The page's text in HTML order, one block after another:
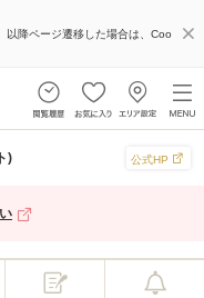
以降ページ遷移した場合は、Coo
) 公式HP